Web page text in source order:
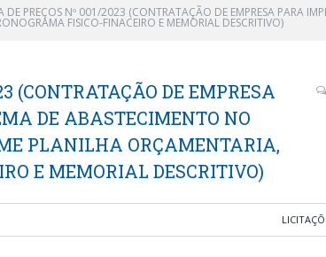
DE PREÇOS Nº 001/2023 (CONTRATAÇÃO DE EMPRESA PARA
FISICO-FINACEIRO E MEMORIAL DESCRITIVO)
(CONTRATAÇÃO DE EMPRESA
DE ABASTECIMENTO NO
PLANILHA ORÇAMENTARIA,
E MEMORIAL DESCRITIVO)